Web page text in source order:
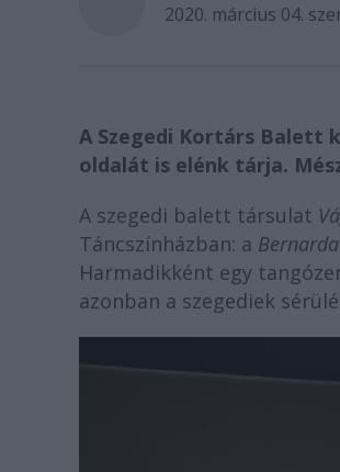
2020. március 04.
A Szegedi Kortárs Balett
oldalát is elénk tárja.
A szegedi balett társulat
Táncszínházban: a
Harmadikként egy
azonban a szegediek